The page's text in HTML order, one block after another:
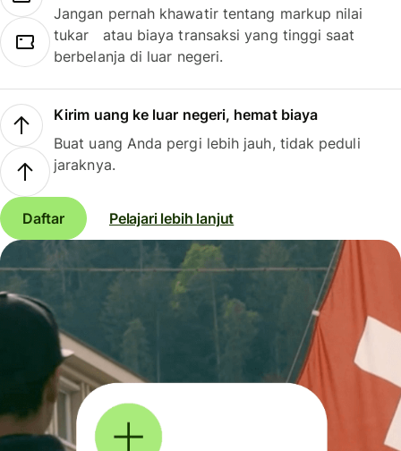
Jangan pernah khawatir tentang markup nilai
tukar atau biaya transaksi yang tinggi saat
berbelanja di luar negeri.
Kirim uang ke luar negeri, hemat biaya
Buat uang Anda pergi lebih jauh, tidak peduli
jaraknya.
Daftar Pelajari lebih lanjut